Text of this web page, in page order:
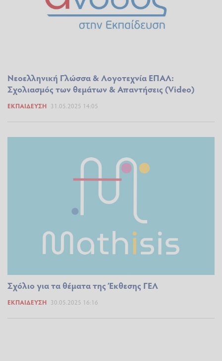
Νεοελληνική Γλώσσα & Λογοτεχνία ΕΠΑΛ:
Σχολιασμός των θεμάτων & Απαντήσεις (Video)
ΕΚΠΑΊΔΕΥΣΗ 31.05.2025 14:05
Σχόλιο για τα θέματα της Έκθεσης ΓΕΛ
ΕΚΠΑΊΔΕΥΣΗ 30.05.2025 16:16